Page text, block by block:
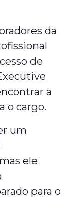
da
de
a
o cargo.
um
ele
para o